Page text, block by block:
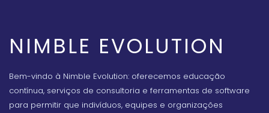
NIMBLE EVOLUTION
Bem-vindo à Nimble Evolution: oferecemos educação
contínua, serviços de consultoria e ferramentas de software
para permitir que indivíduos, equipes e organizações